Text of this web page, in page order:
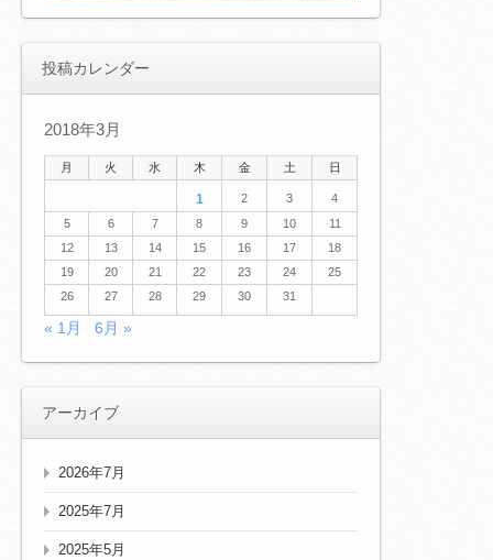
投稿カレンダー
2018年3月
月 火 水 木 金 土 日
1 2 3
4
5
6 7 8 9 10
11
12
13 14 15 16 17
18
19
20 21 22 23 24
25
26
27 28 29 30 31
« 1月 6月 »
アーカイブ
2026年7月
2025年7月
2025年5月